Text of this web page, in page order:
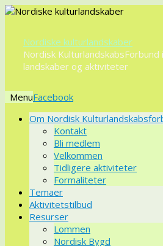
Nordiske kulturlandskaber
Nordisk
landskaber og aktiviteter
Menu
VidereOm Nordisk
Kontakt
Bli medlem
Velkommen
Tidligere aktiviteter
Formaliteter
Temaer
Aktivitetstilbud
Resurser
Lommen
Nordisk Bygd